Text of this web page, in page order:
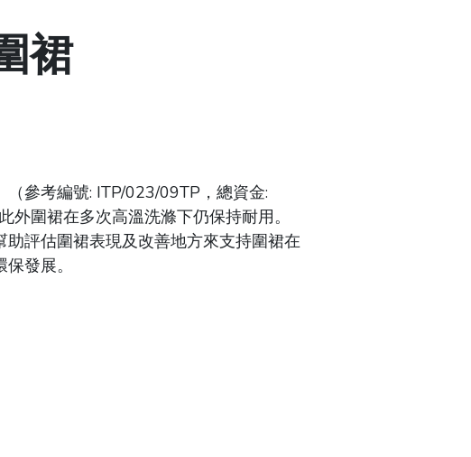
裙
參考編號: ITP/023/09TP，總資金:
圍裙在多次高溫洗滌下仍保持耐用。
評估圍裙表現及改善地方來支持圍裙在
發展。